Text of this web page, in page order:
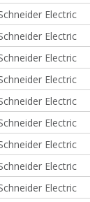
Electric
Electric
Electric
Electric
Electric
Electric
Electric
Electric
Electric